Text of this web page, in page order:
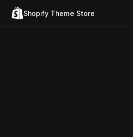
Shopify Theme Store